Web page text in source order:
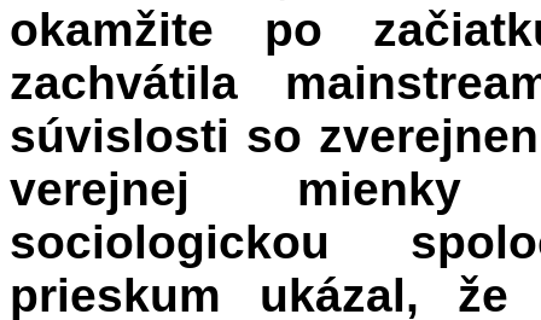
okamžite po
zachvátila
súvislosti so
verejnej mienky
sociologickou
prieskum ukázal,